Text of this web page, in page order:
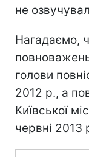
не
Нагадаємо,
голови
2012 р., а
Київської
червні 2013